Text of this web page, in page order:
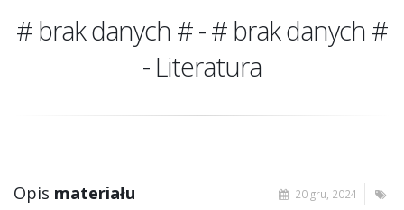
# brak danych # - # brak danych #
- Literatura
20 gru, 2024
Opis materiału